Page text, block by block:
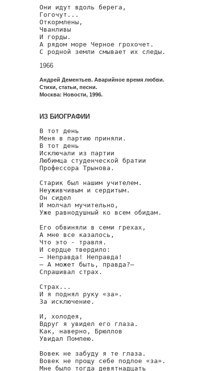
Они идут вдоль берега,
Гогочут...
Откормлены,
Чванливы
И горды.
А рядом море Черное грохочет.
С родной земли смывает их следы.
1966
Андрей Дементьев. Аварийное время любви.
Стихи, статьи, песни.
Москва: Новости, 1996.
ИЗ БИОГРАФИИ
В тот день
Меня в партию приняли.
В тот день
Исключали из партии
Любимца студенческой братии
Профессора Трынова.
Старик был нашим учителем.
Неуживчивым и сердитым.
Он сидел
И молчал мучительно,
Уже равнодушный ко всем обидам.
Его обвиняли в семи грехах,
А мне все казалось,
Что это - травля.
И сердце твердило:
— Неправда! Неправда!
— А может быть, правда?—
Спрашивал страх.
Страх...
И я поднял руку «за».
За исключение.
И, холодея,
Вдруг я увидел его глаза.
Как, наверно, Брюллов
Увидал Помпею.
Вовек не забуду я те глаза.
Вовек не прощу себе подлое «за».
Мне было тогда девятнадцать